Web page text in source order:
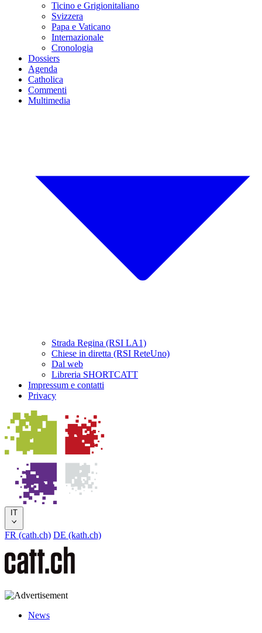
Ticino e Grigionitaliano
Svizzera
Papa e Vaticano
Internazionale
Cronologia
Dossiers
Agenda
Catholica
Commenti
Multimedia
Strada Regina (RSI LA1)
Chiese in diretta (RSI ReteUno)
Dal web
Libreria SHORTCATT
Impressum e contatti
Privacy
IT
FR (cath.ch) DE (kath.ch)
News